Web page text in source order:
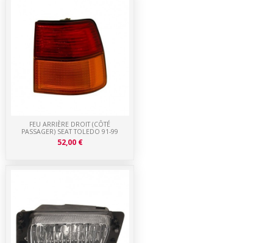
FEU ARRIÈRE DROIT (CÔTÉ
PASSAGER) SEAT TOLEDO 91-99
52,00 €